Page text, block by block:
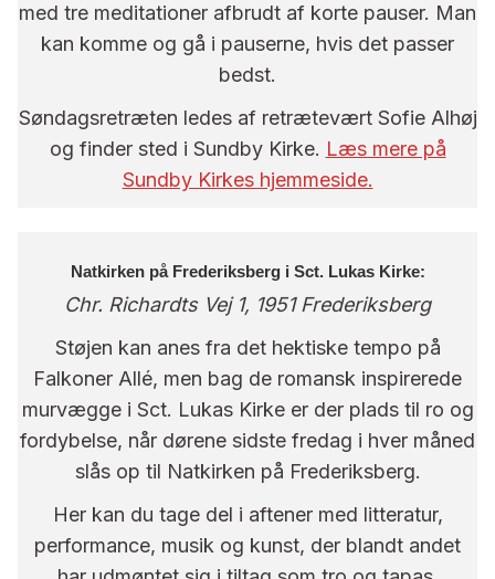
med tre meditationer afbrudt af korte pauser. Man
kan komme og gå i pauserne, hvis det passer
bedst.
Søndagsretræten ledes af retrætevært Sofie Alhøj
og finder sted i Sundby Kirke. Læs mere på
Sundby Kirkes hjemmeside.
Natkirken på Frederiksberg i Sct. Lukas Kirke:
Chr. Richardts Vej 1, 1951 Frederiksberg
Støjen kan anes fra det hektiske tempo på
Falkoner Allé, men bag de romansk inspirerede
murvægge i Sct. Lukas Kirke er der plads til ro og
fordybelse, når dørene sidste fredag i hver måned
slås op til Natkirken på Frederiksberg.
Her kan du tage del i aftener med litteratur,
performance, musik og kunst, der blandt andet